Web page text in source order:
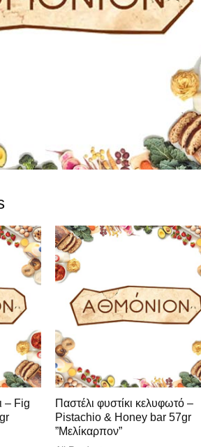
– Fig
Παστέλι φυστίκι κελυφωτό –
Pistachio & Honey bar 57gr
”Μελίκαρπον”